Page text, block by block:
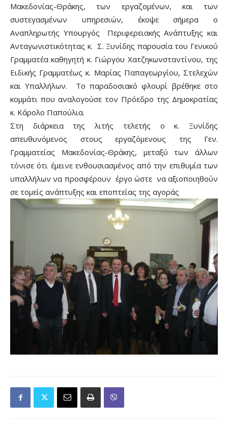
Μακεδονίας-Θράκης, των εργαζομένων, και των
συστεγασμένων υπηρεσιών, έκοψε σήμερα ο
Αναπληρωτής Υπουργός Περιφερειακής Ανάπτυξης και
Ανταγωνιστικότητας κ. Σ. Ξυνίδης παρουσία του Γενικού
Γραμματέα καθηγητή κ. Γιώργου Χατζηκωνσταντίνου, της
Ειδικής Γραμματέως κ. Μαρίας Παπαγεωργίου, Στελεχών
και Υπαλλήλων. Το παραδοσιακό φλουρί βρέθηκε στο
κομμάτι που αναλογούσε τον Πρόεδρο της Δημοκρατίας
κ. Κάρολο Παπούλια.
Στη διάρκεια της λιτής τελετής ο κ. Ξυνίδης
απευθυνόμενος στους εργαζόμενους της Γεν.
Γραμματείας Μακεδονίας-Θράκης, μεταξύ των άλλων
τόνισε ότι έμεινε ενθουσιασμένος από την επιθυμία των
υπαλλήλων να προσφέρουν έργο ώστε να αξιοποιηθούν
σε τομείς ανάπτυξης και εποπτείας της αγοράς